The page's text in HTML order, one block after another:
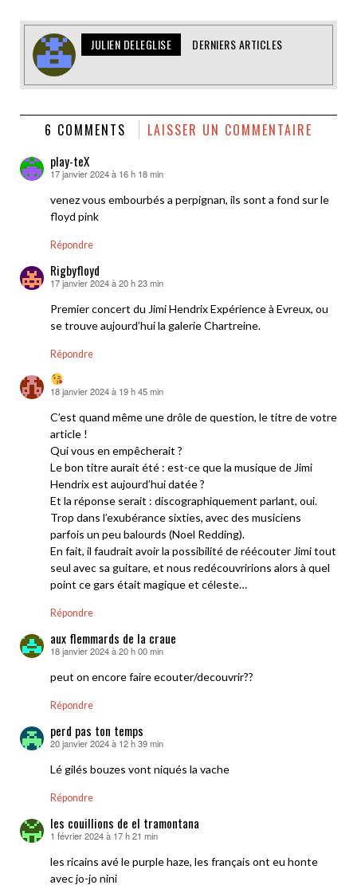
JULIEN DELEGLISE DERNIERS ARTICLES
6 COMMENTS LAISSER UN COMMENTAIRE
play-teX
dit :
17 janvier 2024 à 16 h 18 min
venez vous embourbés a perpignan, ils sont a fond sur le
floyd pink
Répondre
Rigbyfloyd
dit :
17 janvier 2024 à 20 h 23 min
Premier concert du Jimi Hendrix Expérience à Evreux, ou
se trouve aujourd’hui la galerie Chartreine.
Répondre
dit :
18 janvier 2024 à 19 h 45 min
C’est quand même une drôle de question, le titre de votre
article !
Qui vous en empêcherait ?
Le bon titre aurait été : est-ce que la musique de Jimi
Hendrix est aujourd’hui datée ?
Et la réponse serait : discographiquement parlant, oui.
Trop dans l’exubérance sixties, avec des musiciens
parfois un peu balourds (Noel Redding).
En fait, il faudrait avoir la possibilité de réécouter Jimi tout
seul avec sa guitare, et nous redécouvririons alors à quel
point ce gars était magique et céleste…
Répondre
aux flemmards de la craue
dit :
18 janvier 2024 à 20 h 00 min
peut on encore faire ecouter/decouvrir??
Répondre
perd pas ton temps
dit :
20 janvier 2024 à 12 h 39 min
Lé gilés bouzes vont niqués la vache
Répondre
les couillions de el tramontana
dit :
1 février 2024 à 17 h 21 min
les ricains avé le purple haze, les français ont eu honte
avec jo-jo nini